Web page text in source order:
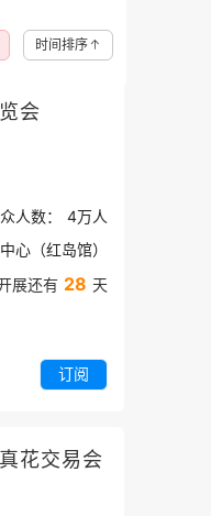
会
人数： 4万人
心（红岛馆）
展还有 28 天
订阅
花交易会
时间排序